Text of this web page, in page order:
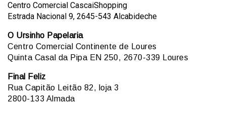
Centro Comercial CascaiShopping
Estrada Nacional 9, 2645-543 Alcabideche
O Ursinho Papelaria
Centro Comercial Continente de Loures
Quinta Casal da Pipa EN 250, 2670-339 Loures
Final Feliz
Rua Capitão Leitão 82, loja 3
2800-133 Almada